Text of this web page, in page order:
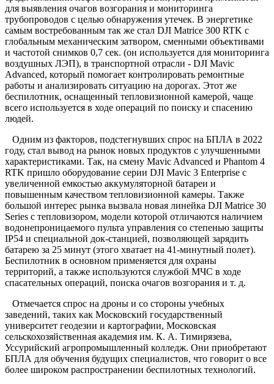
для выявления очагов возгорания и мониторинга
трубопроводов с целью обнаружения утечек. В энергетике
самым востребованным так же стал DJI Matrice 300 RTK с
глобальным механическим затвором, сменными объективами
и частотой снимков 0,7 сек. (он используется для мониторинга
воздушных ЛЭП), в транспортной отрасли - DJI Mavic
Advanced, который помогает контролировать ремонтные
работы и анализировать ситуацию на дорогах. Этот же
беспилотник, оснащенный тепловизионной камерой, чаще
всего используется в ходе операций по поиску и спасению
людей.
Одним из факторов, подстегнувших спрос на БПЛА в 2022
году, стал вывод на рынок новых продуктов с улучшенными
характеристиками. Так, на смену Mavic Advanced и Phantom 4
RTK пришло оборудование серии DJI Mavic 3 Enterprise с
увеличенной емкостью аккумуляторной батареи и
повышенным качеством тепловизионной камеры. Также
большой интерес рынка вызвала новая линейка DJI Matrice 30
Series с тепловизором, модели которой отличаются наличием
водонепроницаемого пульта управления со степенью защиты
IP54 и специальной док-станцией, позволяющей зарядить
батарею за 25 минут (этого хватает на 41-минутный полет).
Беспилотник в основном применяется для охраны
территорий, а также используются службой МЧС в ходе
спасательных операций, поиска очагов возгорания и т. д.
Отмечается спрос на дроны и со стороны учебных
заведений, таких как Московский государственный
университет геодезии и картографии, Московская
сельскохозяйственная академия им. К. А. Тимирязева,
Уссурийский агропромышленный колледж. Они приобретают
БПЛА для обучения будущих специалистов, что говорит о все
более широком распространении беспилотных технологий.